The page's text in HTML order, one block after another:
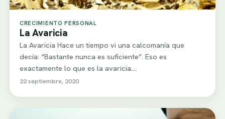
CRECIMIENTO PERSONAL
La Avaricia
La Avaricia Hace un tiempo vi una calcomanía que
decía: “Bastante nunca es suficiente”. Eso es
exactamente lo que es la avaricia.…
22 septiembre, 2020